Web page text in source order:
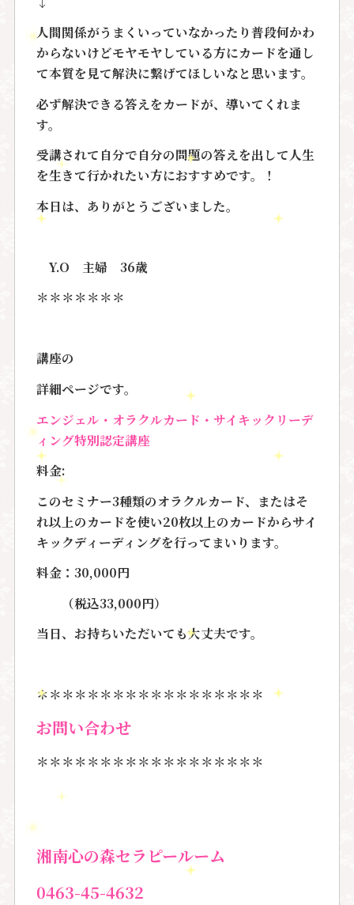
人間関係がうまくいっていなかったり普段何かわ
からないけどモヤモヤしている方にカードを通し
て本質を見て解決に繋げてほしいなと思います。
必ず解決できる答えをカードが、導いてくれま
す。
受講されて自分で自分の問題の答えを出して人生
を生きて行かれたい方におすすめです。！
本日は、ありがとうございました。
Y.O 主婦 36歳
＊＊＊＊＊＊＊
講座の
詳細ページです。
エンジェル・オラクルカード・サイキックリーデ
ィング特別認定講座
料金:
このセミナー3種類のオラクルカード、またはそ
れ以上のカードを使い20枚以上のカードからサイ
キックディーディングを行ってまいります。
料金：30,000円
（税込33,000円）
当日、お持ちいただいても大丈夫です。
＊＊＊＊＊＊＊＊＊＊＊＊＊＊＊＊＊＊
お問い合わせ
＊＊＊＊＊＊＊＊＊＊＊＊＊＊＊＊＊＊
湘南心の森セラピールーム
0463-45-4632